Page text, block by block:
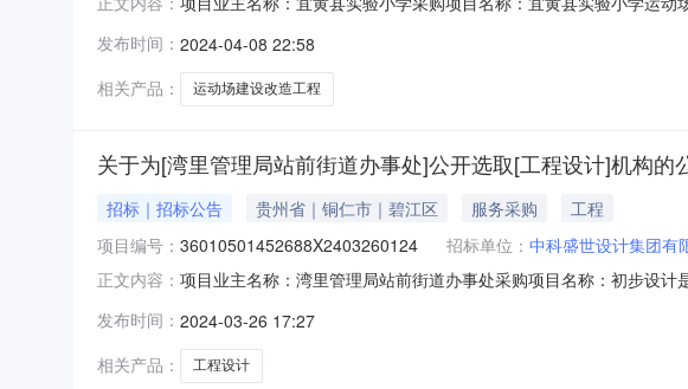
15（个工作日）合同备案时间：5（个工作日）资质要求：/选取中
报名时
发布时间： 2024-04-08 22:58
相关产品：
运动场建设改造工程
关于为[湾里管理局站前街道办事处]公开选取[工程设计]机构的
招标｜招标公告 贵州省｜铜仁市｜碧江区 服务采购
工程
项目编号： 36010501452688X2403260124 招标单位： 中科盛世设计集团有
正文内容： 项目业主名称：湾里管理局站前街道办事处采购项目名称：初步设
同时间：15（个工作日）合同备案时间：5（个工作日）资质要求：
公诚设计集
发布时间： 2024-03-26 17:27
相关产品：
工程设计